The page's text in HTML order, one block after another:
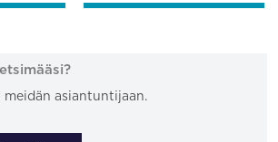
asiantuntijaan.